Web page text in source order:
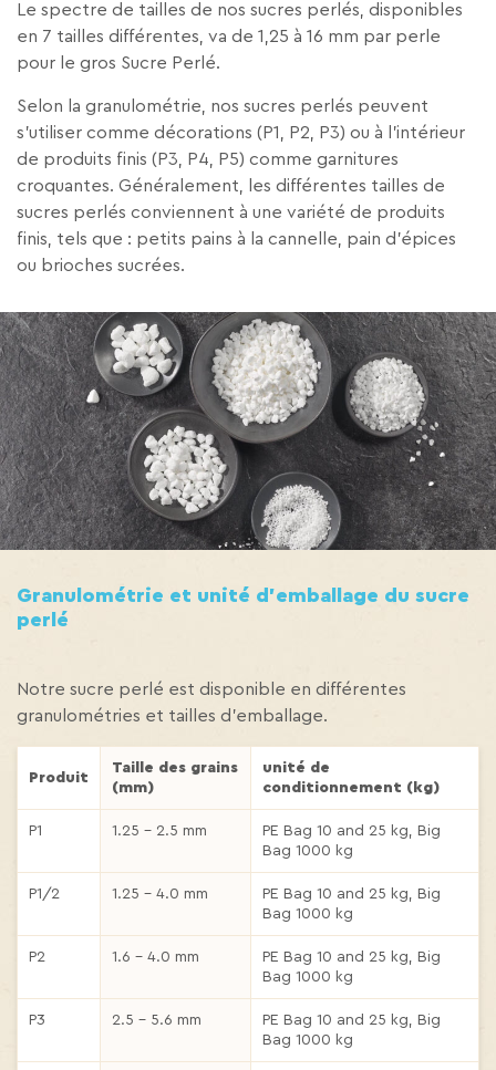
Le spectre de tailles de nos sucres perlés, disponibles
en 7 tailles différentes, va de 1,25 à 16 mm par perle
pour le gros Sucre Perlé.
Selon la granulométrie, nos sucres perlés peuvent
s’utiliser comme décorations (P1, P2, P3) ou à l’intérieur
de produits finis (P3, P4, P5) comme garnitures
croquantes. Généralement, les différentes tailles de
sucres perlés conviennent à une variété de produits
finis, tels que : petits pains à la cannelle, pain d’épices
ou brioches sucrées.
Granulométrie et unité d’emballage du sucre
perlé
Notre sucre perlé est disponible en différentes
granulométries et tailles d’emballage.
Produit
Taille des grains
(mm)
unité de
conditionnement (kg)
P1 1.25 – 2.5 mm
PE Bag 10 and 25 kg, Big
Bag 1000 kg
P1/2 1.25 – 4.0 mm
PE Bag 10 and 25 kg, Big
Bag 1000 kg
P2 1.6 – 4.0 mm
PE Bag 10 and 25 kg, Big
Bag 1000 kg
P3 2.5 – 5.6 mm
PE Bag 10 and 25 kg, Big
Bag 1000 kg